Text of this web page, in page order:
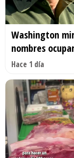
Washington
nombres
Hace 1 día